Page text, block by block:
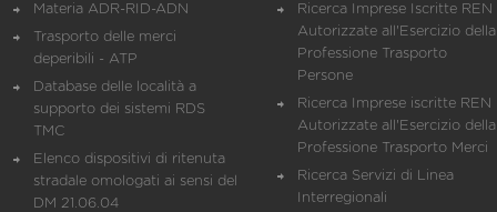
Materia ADR-RID-ADN
Trasporto delle merci
deperibili - ATP
Database delle località a
supporto dei sistemi RDS
TMC
Elenco dispositivi di ritenuta
stradale omologati ai sensi del
DM 21.06.04
Ricerca Imprese Iscritte REN
Autorizzate all'Esercizio della
Professione Trasporto
Persone
Ricerca Imprese iscritte REN
Autorizzate all'Esercizio della
Professione Trasporto Merci
Ricerca Servizi di Linea
Interregionali